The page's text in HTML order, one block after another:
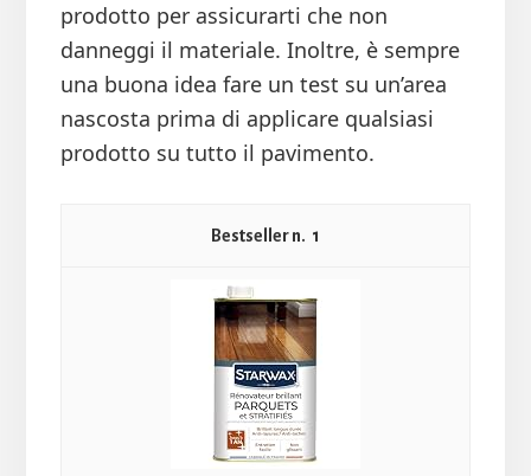
prodotto per assicurarti che non
danneggi il materiale. Inoltre, è sempre
una buona idea fare un test su un’area
nascosta prima di applicare qualsiasi
prodotto su tutto il pavimento.
1